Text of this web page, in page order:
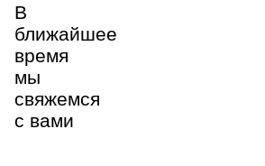
В
ближайшее
время
мы
свяжемся
с вами